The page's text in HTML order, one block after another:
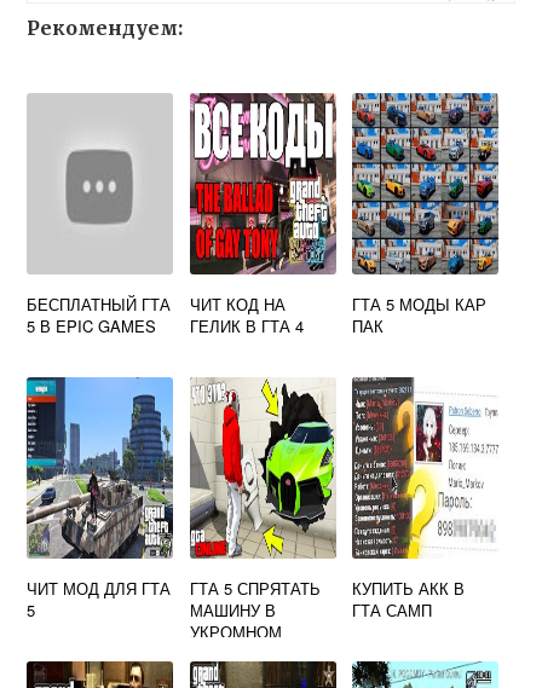
Рекомендуем:
БЕСПЛАТНЫЙ ГТА
5 В EPIC GAMES
ЧИТ КОД НА
ГЕЛИК В ГТА 4
ГТА 5 МОДЫ КАР
ПАК
ЧИТ МОД ДЛЯ ГТА
5
ГТА 5 СПРЯТАТЬ
МАШИНУ В
УКРОМНОМ
ОТХОДОВ
КУПИТЬ АКК В
ГТА САМП